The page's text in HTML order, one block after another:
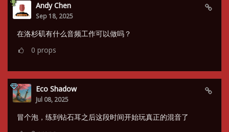
Andy Chen
Sep 18, 2025
在洛杉矶有什么音频工作可以做吗？
0 props
Eco Shadow
Jul 08, 2025
冒个泡，练到钻石耳之后这段时间开始玩真正的混音了